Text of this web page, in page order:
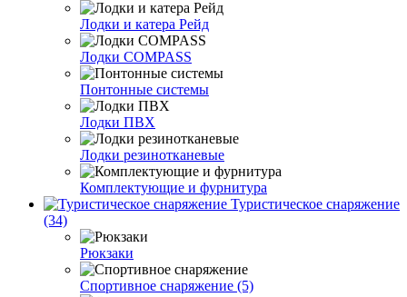
Лодки и катера Рейд
Лодки COMPASS
Понтонные системы
Лодки ПВХ
Лодки резинотканевые
Комплектующие и фурнитура
Туристическое снаряжение
(34)
Рюкзаки
Спортивное снаряжение (5)